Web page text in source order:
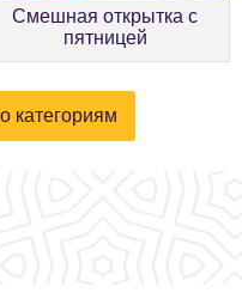
Смешная открытка с
пятницей
категориям